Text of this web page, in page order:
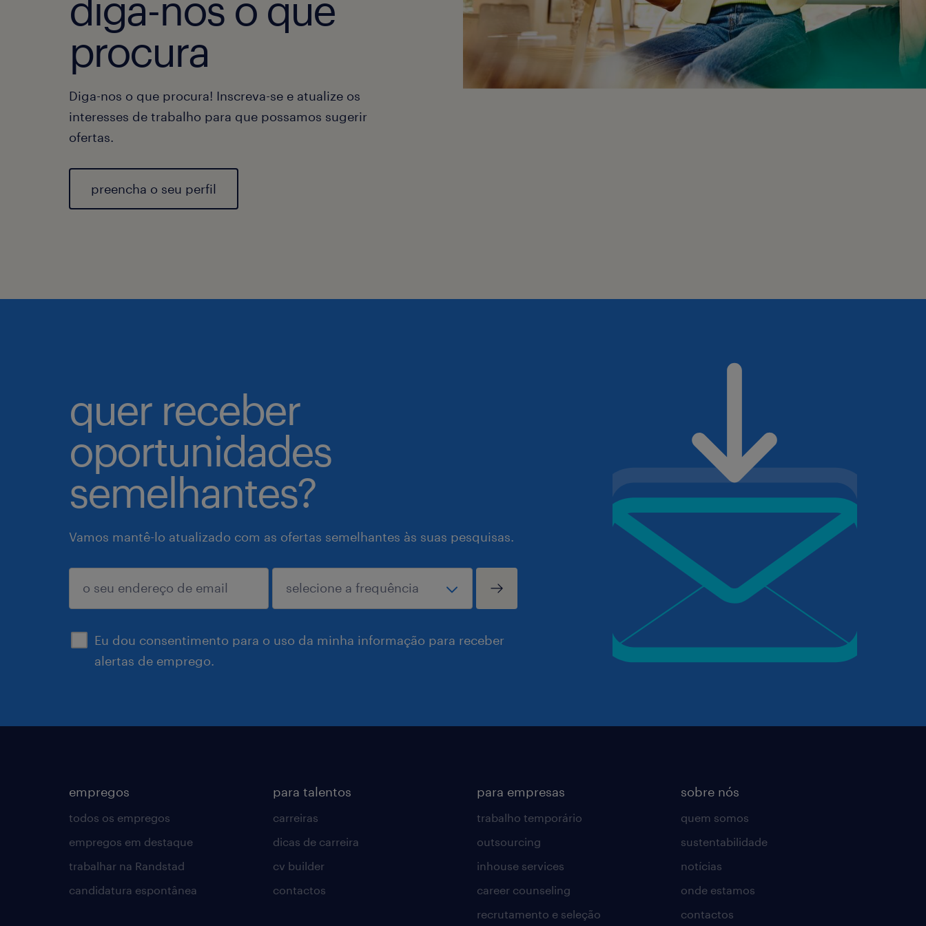
procura
Diga-nos o que procura! Inscreva-se e atualize os
interesses de trabalho para que possamos sugerir
ofertas.
preencha o seu perfil
quer receber
oportunidades
semelhantes?
Vamos mantê-lo atualizado com as ofertas semelhantes às suas pesquisas.
Eu dou consentimento para o uso da minha informação para receber
alertas de emprego.
enviar
empregos
todos os empregos
empregos em destaque
trabalhar na Randstad
candidatura espontânea
para talentos
carreiras
dicas de carreira
cv builder
contactos
para empresas
trabalho temporário
outsourcing
inhouse services
career counseling
recrutamento e seleção
sobre nós
quem somos
sustentabilidade
notícias
onde estamos
contactos